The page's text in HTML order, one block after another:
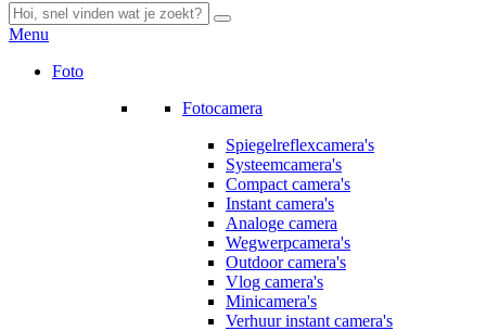
Menu
Foto
Fotocamera
Spiegelreflexcamera's
Systeemcamera's
Compact camera's
Instant camera's
Analoge camera
Wegwerpcamera's
Outdoor camera's
Vlog camera's
Minicamera's
Verhuur instant camera's